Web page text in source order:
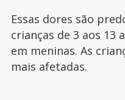
Essas dores são
crianças de 3 aos 13
em meninas. As
mais afetadas.